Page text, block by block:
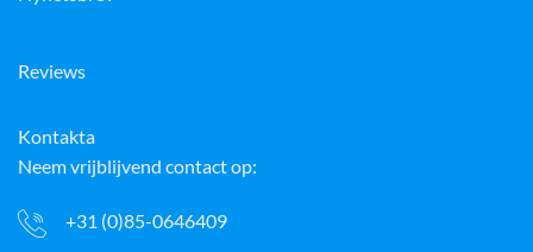
Reviews
Kontakta
Neem vrijblijvend contact op:
+31 (0)85-0646409